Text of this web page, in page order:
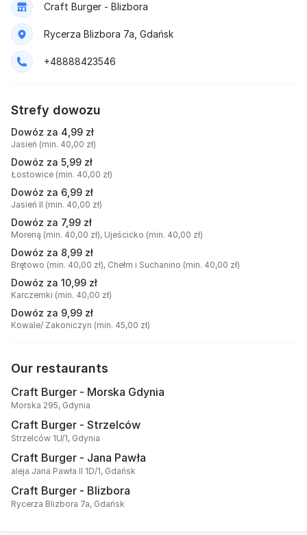
Craft Burger - Blizbora
Rycerza Blizbora 7a, Gdańsk
+48888423546
Strefy dowozu
Dowóz za 4,99 zł
Jasień (min. 40,00 zł)
Dowóz za 5,99 zł
Łostowice (min. 40,00 zł)
Dowóz za 6,99 zł
Jasień II (min. 40,00 zł)
Dowóz za 7,99 zł
Moreną (min. 40,00 zł), Ujeścicko (min. 40,00 zł)
Dowóz za 8,99 zł
Brętowo (min. 40,00 zł), Chełm i Suchanino (min. 40,00 zł)
Dowóz za 10,99 zł
Karczemki (min. 40,00 zł)
Dowóz za 9,99 zł
Kowale/ Zakoniczyn (min. 45,00 zł)
Our restaurants
Craft Burger - Morska Gdynia
Morska 295, Gdynia
Craft Burger - Strzelców
Strzelców 1U/1, Gdynia
Craft Burger - Jana Pawła
aleja Jana Pawła II 1D/1, Gdańsk
Craft Burger - Blizbora
Rycerza Blizbora 7a, Gdańsk